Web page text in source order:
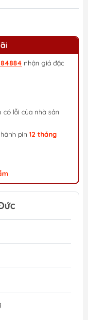
nhận giá đặc
có lỗi của nhà sản
pin 12 tháng